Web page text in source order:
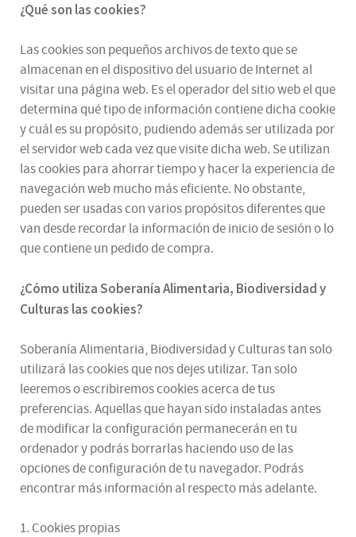
¿Qué son las cookies?
Las cookies son pequeños archivos de texto que se
almacenan en el dispositivo del usuario de Internet al
visitar una página web. Es el operador del sitio web el que
determina qué tipo de información contiene dicha cookie
y cuál es su propósito, pudiendo además ser utilizada por
el servidor web cada vez que visite dicha web. Se utilizan
las cookies para ahorrar tiempo y hacer la experiencia de
navegación web mucho más eficiente. No obstante,
pueden ser usadas con varios propósitos diferentes que
van desde recordar la información de inicio de sesión o lo
que contiene un pedido de compra.
¿Cómo utilizaSoberanía Alimentaria, Biodiversidad y
Culturas las cookies?
Soberanía Alimentaria, Biodiversidad y Culturas tan solo
utilizará las cookies que nos dejes utilizar. Tan solo
leeremos o escribiremos cookies acerca de tus
preferencias. Aquellas que hayan sido instaladas antes
de modificar la configuración permanecerán en tu
ordenador y podrás borrarlas haciendo uso de las
opciones de configuración de tu navegador. Podrás
encontrar más información al respecto más adelante.
1. Cookies propias